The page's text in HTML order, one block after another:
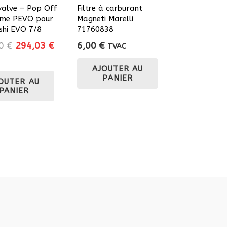
– Pop Off
PEVO pour
EVO 7/8
€ Le
était :
326,70 €.
294,03 €Le
AU
Filtre à carburant
Magneti Marelli
71760838
6,00 € TVAC
AJOUTER AU
PANIER